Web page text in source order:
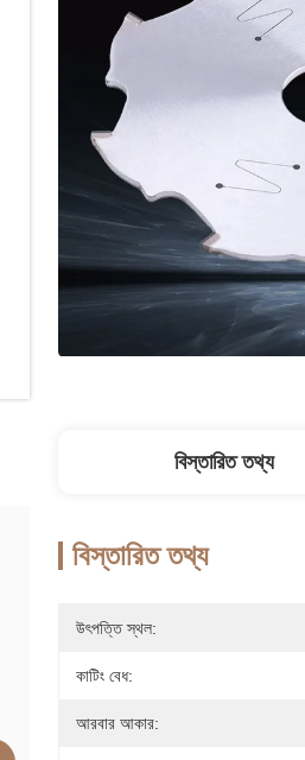
বিস্তারিত তথ্য
বিস্তারিত তথ্য
উৎপত্তি স্থল:
কাটিং বেধ:
আরবার আকার: